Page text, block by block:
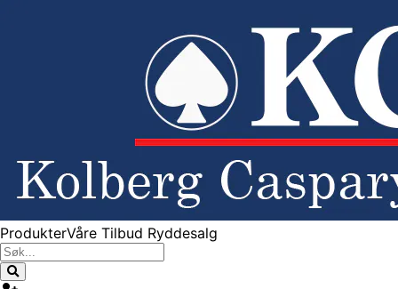
ProdukterVåre Tilbud Ryddesalg